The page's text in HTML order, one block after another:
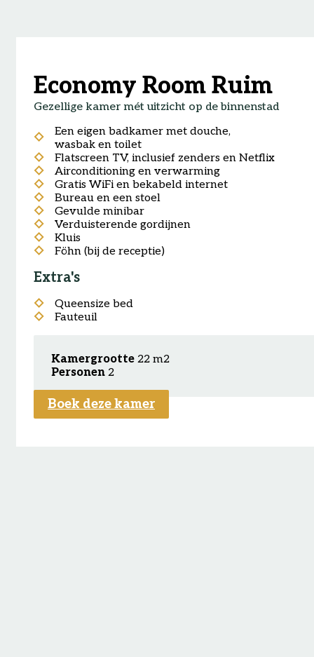
Economy Room Ruim
Gezellige kamer mét uitzicht op de binnenstad
Een eigen badkamer met douche,
wasbak en toilet
Flatscreen TV, inclusief zenders en Netflix
Airconditioning en verwarming
Gratis WiFi en bekabeld internet
Bureau en een stoel
Gevulde minibar
Verduisterende gordijnen
Kluis
Föhn (bij de receptie)
Extra's
Queensize bed
Fauteuil
Kamergrootte 22 m2
Personen 2
Boek deze kamer